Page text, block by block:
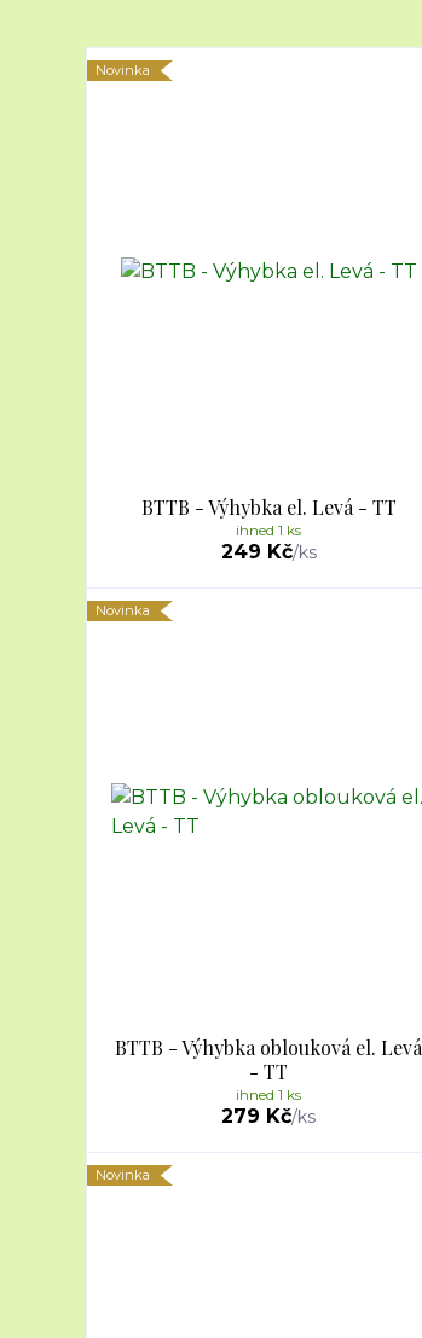
Novinka
BTTB - Výhybka el. Levá - TT
249 Kč/ks
ihned 1 ks
Novinka
BTTB - Výhybka oblouková el. Levá
- TT
279 Kč/ks
ihned 1 ks
Novinka